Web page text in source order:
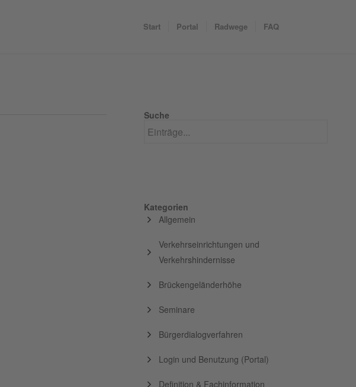
Start Portal Radwege FAQ
Suche
Kategorien
Allgemein
Verkehrseinrichtungen und
Verkehrshindernisse
Brückengeländerhöhe
Seminare
Bürgerdialogverfahren
Login und Benutzung (Portal)
Definition & Fachinformation